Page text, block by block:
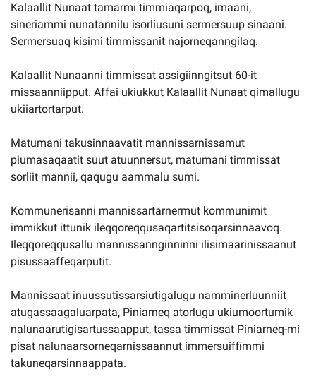
sullissivik.gl
Pilersaarutinut isaavik
Kommuni pillugu paasissutissat
Kalaallit Nunaat tamarmi timmiaqarpoq, imaani,
sineriammi nunatannilu isorliusuni sermersuup sinaani.
Sermersuaq kisimi timmissanit najorneqanngilaq.
Kalaallit Nunaanni timmissat assigiinngitsut 60-it
missaanniipput. Affai ukiukkut Kalaallit Nunaat qimallugu
ukiiartortarput.
Matumani takusinnaavatit mannissarnissamut
piumasaqaatit suut atuunnersut, matumani timmissat
sorliit mannii, qaqugu aammalu sumi.
Kommunerisanni mannissartarnermut kommunimit
immikkut ittunik ileqqoreqqusaqartitsisoqarsinnaavoq.
Ileqqoreqqusallu mannissannginninni ilisimaarinissaanut
pisussaaffeqarputit.
Mannissaat inuussutissarsiutigalugu namminerluunniit
atugassaagaluarpata, Piniarneq atorlugu ukiumoortumik
nalunaarutigisartussaapput, tassa timmissat Piniarneq-mi
pisat nalunaarsorneqarnissaannut immersuiffimmi
takuneqarsinnaappata.